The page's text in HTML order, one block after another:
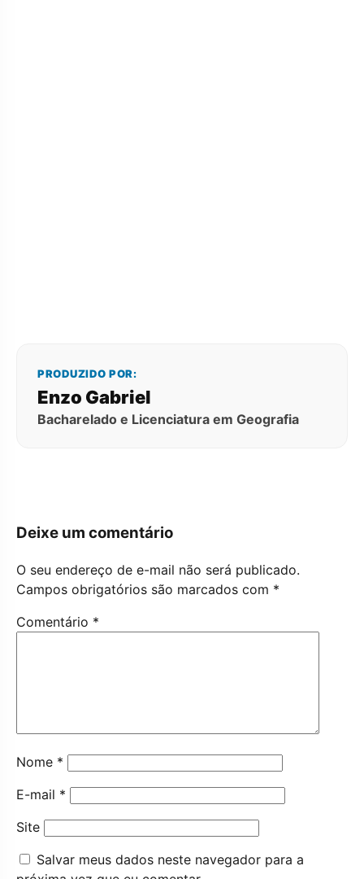
PRODUZIDO POR:
Enzo Gabriel
Bacharelado e Licenciatura em Geografia
Deixe um comentário
O seu endereço de e-mail não será publicado.
Campos obrigatórios são marcados com *
Comentário *
Nome *
E-mail *
Site
Salvar meus dados neste navegador para a